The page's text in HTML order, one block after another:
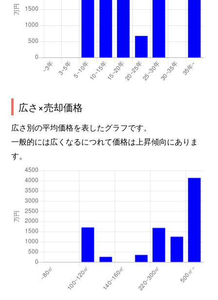
広さ×売却価格
広さ別の平均価格を表したグラフです。
一般的には広くなるにつれて価格は上昇傾向にありま
す。